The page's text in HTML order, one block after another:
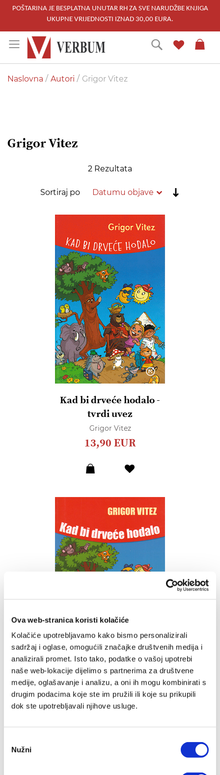
Ova web-stranica koristi kolačiće
Kolačiće upotrebljavamo kako bismo personalizirali
sadržaj i oglase, omogućili značajke društvenih medija i
analizirali promet. Isto tako, podatke o vašoj upotrebi
naše web-lokacije dijelimo s partnerima za društvene
medije, oglašavanje i analizu, a oni ih mogu kombinirati s
drugim podacima koje ste im pružili ili koje su prikupili
dok ste upotrebljavali njihove usluge.
pristanka
Nužni
POŠTARINA JE BESPLATNA UNUTAR RH ZA SVE NARUDŽBE KNJIGA
UKUPNE VRIJEDNOSTI IZNAD 30,00 EURA.
to
Content
Traži
Naslovna Autori Grigor Vitez
Grigor Vitez
2 Rezultata
Sortiraj po
Kad bi drveće hodalo -
tvrdi uvez
Grigor Vitez
13,90 EUR
želja
Kad bi drveće hodalo -
meki uvez
Grigor Vitez
11,93 EUR